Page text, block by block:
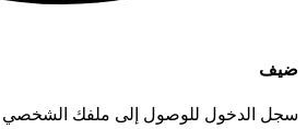
ضيف
سجل الدخول للوصول إلى ملفك الشخصي